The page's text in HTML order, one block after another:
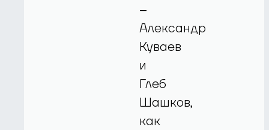
–
Александр
Куваев
и
Глеб
Шашков,
как